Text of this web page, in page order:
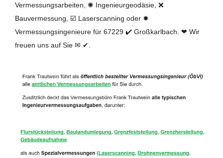
Vermessungsarbeiten, ✺ Ingenieurgeodäsie, ❌
Bauvermessung, ☑️ Laserscanning oder ✹
Vermessungsingenieure für 67229 ✔️ Großkarlbach. ❤ Wir
freuen uns auf Sie ✉ ✔.